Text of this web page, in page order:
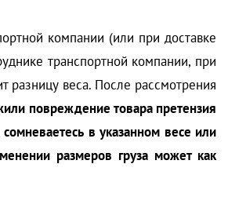
компании (или при доставке
транспортной компании, при
разницу веса. После рассмотрения
повреждение товара претензия
в указанном весе или
размеров груза может как